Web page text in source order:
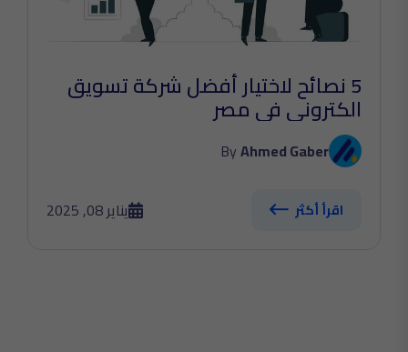
5 نصائح لاختيار أفضل شركة تسويق
الكتروني في مصر
ByAhmed Gaber
اقرأ أكثر يناير 08, 2025